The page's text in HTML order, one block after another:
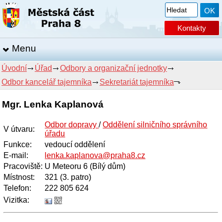
Kontakty
Menu
Úvodní Úřad
Odbory a organizační jednotky
Odbor kancelář tajemníka
Sekretariát tajemníka
Mgr. Lenka Kaplanová
V útvaru:
Odbor dopravy/Oddělení silničního správního
úřadu
Funkce:
vedoucí oddělení
E-mail :
lenka.kaplanova@praha8.cz
Pracoviště: U Meteoru 6 (Bílý dům)
Místnost:
321 (3. patro)
Telefon:
222 805 624
Vizitka: